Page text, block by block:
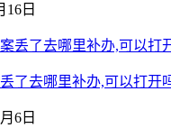
16日
了去哪里补办,可以打开
6日